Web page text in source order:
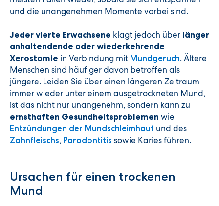
und die unangenehmen Momente vorbei sind.
Jeder vierte Erwachsene klagt jedoch über länger
anhaltendende oder wiederkehrende
Xerostomie in Verbindung mit Mundgeruch. Ältere
Menschen sind häufiger davon betroffen als
jüngere. Leiden Sie über einen längeren Zeitraum
immer wieder unter einem ausgetrockneten Mund,
ist das nicht nur unangenehm, sondern kann zu
ernsthaften Gesundheitsproblemen wie
Entzündungen der Mundschleimhaut und des
Zahnfleischs, Parodontitis sowie Karies führen.
Ursachen für einen trockenen
Mund